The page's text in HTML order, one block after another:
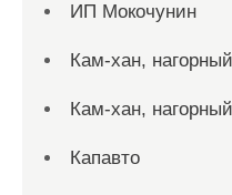
ИП Мокочунин
Кам-хан,
Кам-хан,
Капавто